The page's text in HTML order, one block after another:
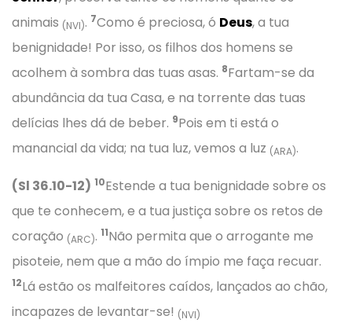
animais (NVI). 7Como é preciosa, ó Deus, a tua
benignidade! Por isso, os filhos dos homens se
acolhem à sombra das tuas asas. 8Fartam-se da
abundância da tua Casa, e na torrente das tuas
delícias lhes dá de beber. 9Pois em ti está o
manancial da vida; na tua luz, vemos a luz (ARA).
(Sl 36.10-12) 10Estende a tua benignidade sobre os
que te conhecem, e a tua justiça sobre os retos de
coração (ARC). 11Não permita que o arrogante me
pisoteie, nem que a mão do ímpio me faça recuar.
12Lá estão os malfeitores caídos, lançados ao chão,
incapazes de levantar-se! (NVI)